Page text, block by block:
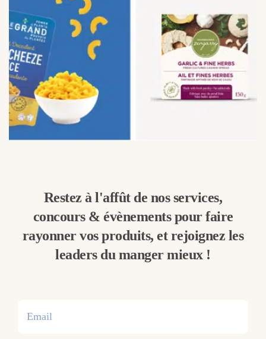
Restez à l'affût de nos services,
concours & évènements pour faire
rayonner vos produits, et rejoignez les
leaders du manger mieux !